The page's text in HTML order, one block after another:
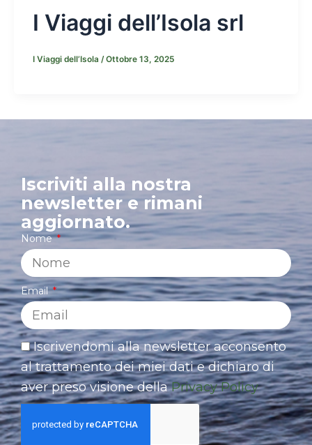
I Viaggi dell’Isola srl
I Viaggi dell’Isola /Ottobre 13, 2025
Iscriviti alla nostra
newsletter e rimani
aggiornato.
Nome
Email
Iscrivendomi alla newsletter acconsento
al trattamento dei miei dati e dichiaro di
aver preso visione dellaPrivacy Policy